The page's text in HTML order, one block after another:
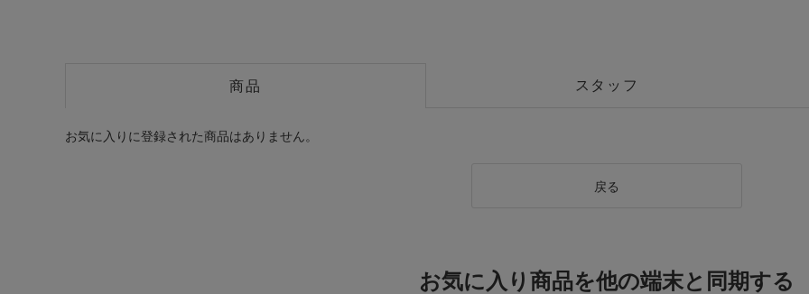
商品 スタッフ
お気に入りに登録された商品はありません。
戻る
お気に入り商品を他の端末と同期する